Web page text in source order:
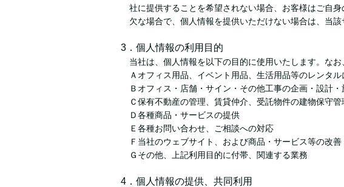
社に提供することを希望されない場合、お客様はご自
欠な場合で、個人情報を提供いただけない場合は、当
3．個人情報の利用目的
当社は、個人情報を以下の目的に使用いたします。な
Ａオフィス用品、イベント用品、生活用品等のレンタ
Ｂオフィス・店舗・サイン・その他工事の企画・設計
Ｃ保有不動産の管理、賃貸仲介、受託物件の建物保守
Ｄ各種商品・サービスの提供
Ｅ各種お問い合わせ、ご相談への対応
Ｆ当社のウェブサイト、および商品・サービス等の改善
Ｇその他、上記利用目的に付帯、関連する業務
4．個人情報の提供、共同利用